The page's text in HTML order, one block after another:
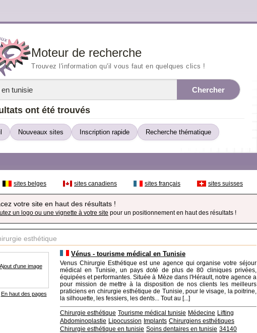
Moteur de recherche
Trouvez l'information qu'il vous faut en quelques clics !
Chercher
ont été trouvés
Nouveaux sites Inscription rapide Recherche thématique
sites belges sites canadiens sites français sites suisses
votre site en haut des résultats !
un logo ou une vignette à votre site pour un positionnement en haut des résultats !
esthétique
Ajout d'une image
En haut des pages
Vénus - tourisme médical en Tunisie
Venus Chirurgie Esthétique est une agence qui organise votre séjour
médical en Tunisie, un pays doté de plus de 80 cliniques privées,
équipées et performantes. Située à Mèze dans l'Hérault, notre agence a
pour mission de mettre à la disposition de nos clients les meilleurs
praticiens en chirurgie esthétique de Tunisie, pour le visage, la poitrine,
la silhouette, les fessiers, les dents... Tout au [...]
Chirurgie esthétique Tourisme médical tunisie Médecine Lifting
Abdominoplastie Lipocussion Implants Chirurgiens esthétiques
Chirurgie esthétique en tunisie Soins dentaires en tunisie 34140